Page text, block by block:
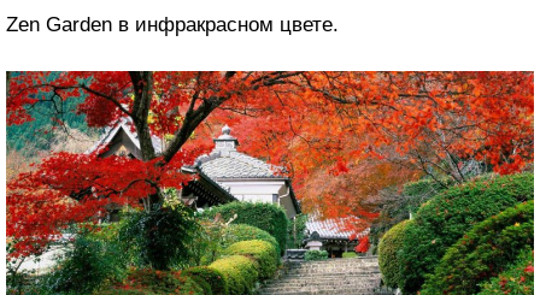
Zen Garden в инфракрасном цвете.